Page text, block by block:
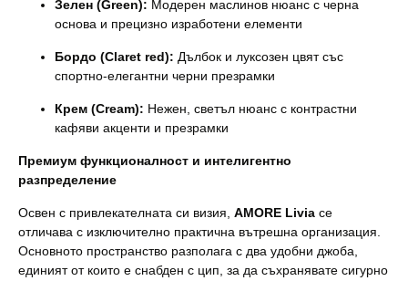
Зелен (Green): Модерен маслинов нюанс с черна
основа и прецизно изработени елементи
Бордо (Claret red): Дълбок и луксозен цвят със
спортно-елегантни черни презрамки
Крем (Cream): Нежен, светъл нюанс с контрастни
кафяви акценти и презрамки
Премиум функционалност и интелигентно
разпределение
Освен с привлекателната си визия, AMORE Livia се
отличава с изключително практична вътрешна организация.
Основното пространство разполага с два удобни джоба,
единият от които е снабден с цип, за да съхранявате сигурно